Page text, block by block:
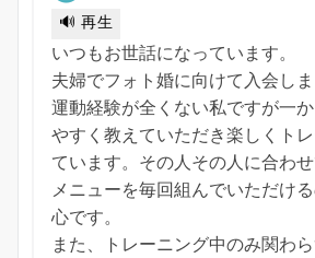
🔊 再生
いつもお世話になっています。
夫婦でフォト婚に向けて入会しま
運動経験が全くない私ですが一
やすく教えていただき楽しくト
ています。その人その人に合わ
メニューを毎回組んでいただけ
心です。
また、トレーニング中のみ関わ